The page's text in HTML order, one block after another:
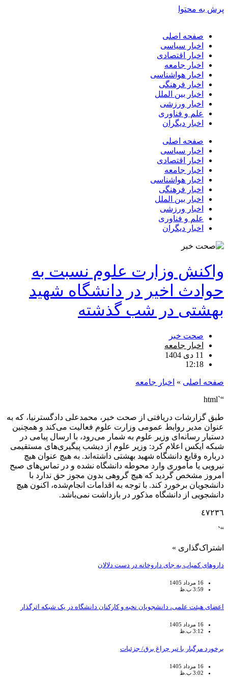
پرش به محتوا
صفحه اصلی
اخبار سیاسی
اخبار اقتصادی
اخبار جامعه
اخبار هواشناسی
اخبار فرهنگی
اخبار بین الملل
اخبار ورزشی
علم و فناوری
اخبار دیگران
صفحه اصلی
اخبار سیاسی
اخبار اقتصادی
اخبار جامعه
اخبار هواشناسی
اخبار فرهنگی
اخبار بین الملل
اخبار ورزشی
علم و فناوری
اخبار دیگران
واکنش وزارت علوم نسبت به
حوادث اخیر در دانشگاه شهید
بهشتی در شب گذشته
صحت خبر
اخبار جامعه
11 دی 1404
12:18
صفحه اصلی » اخبار جامعه
“`html
طبق گزارشات دریافتی از صحت خبر، محمدعلی دادگسترنیا، که به
عنوان مدیر روابط عمومی وزارت علوم فعالیت می‌کند و همچنین
دستیار رسانه‌ای وزیر علوم به شمار می‌رود، با ارسال پیامی در
شبکه ایکس اعلام کرد: وزیر علوم از دیشب پیگیری‌های مستقیمی
درباره وقایع دانشگاه شهید بهشتی داشته‌اند. به هیچ عنوان هیچ
نیرویی یا مأموری وارد محوطه دانشگاه نشده و در تماس‌های صبح
امروز مشخص گردید که هیچ گروهی بدون مجوز حق ندارد با
دانشجویان برخورد کند. با توجه به اقدامات انجام‌شده، اکنون هیچ
دانشجویی از دانشگاه مذکور در بازداشت نمی‌باشد.
٤٧٢٣٦
“`
اشتراک‌گذاری »
داروهای کمیاب به جای داروخانه در دست دلالان
16 مرداد 1405
3:59 ب.ظ
اعضای هیئت علمی، دانشجویان نخبه و کارکنان دانشگاه در یک شبکه‌ اثرگذار
16 مرداد 1405
3:12 ب.ظ
برخورد مرگبار با تیر چراغ برق/ جزئیات
16 مرداد 1405
3:02 ب.ظ